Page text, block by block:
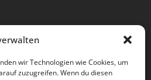
wir Technologien wie Cookies, um
zuzugreifen. Wenn du diesen